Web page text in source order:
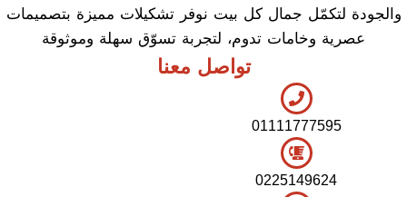
01111777595
0225149624
والجودة لتكمّل جمال كل بيت نوفر تشكيلات مميزة بتصميمات
عصرية وخامات تدوم، لتجربة تسوّق سهلة وموثوقة
تواصل معنا